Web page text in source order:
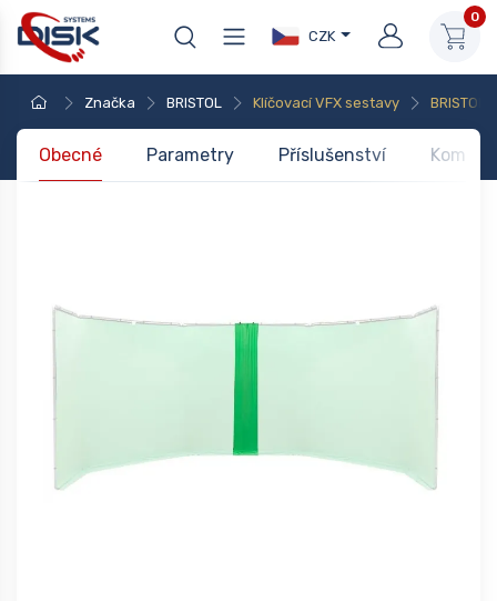
CZK
0
Značka BRISTOL Klíčovací VFX sestavy
Obecné Parametry Příslušenství